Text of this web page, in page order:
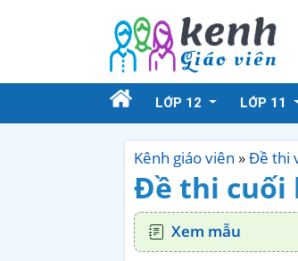
LỚP 12 LỚP 11
Kênh giáo viên »Đề thi
Đề thi cuối
Xem mẫu